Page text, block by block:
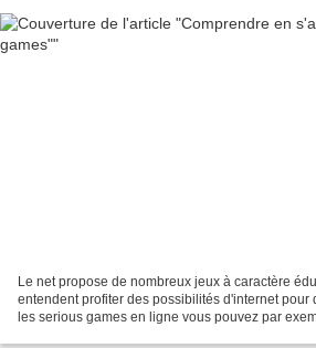
Le net propose de nombreux jeux à caractère
entendent profiter des possibilités d'internet pour
les serious games en ligne vous pouvez par